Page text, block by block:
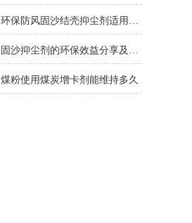
环保防风固沙结壳抑尘剂适用要求
固沙抑尘剂的环保效益分享及其应用考虑因素介绍
煤粉使用煤炭增卡剂能维持多久